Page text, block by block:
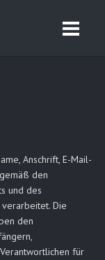
Anschrift, E-Mail-
den
und des
verarbeitet. Die
den
für